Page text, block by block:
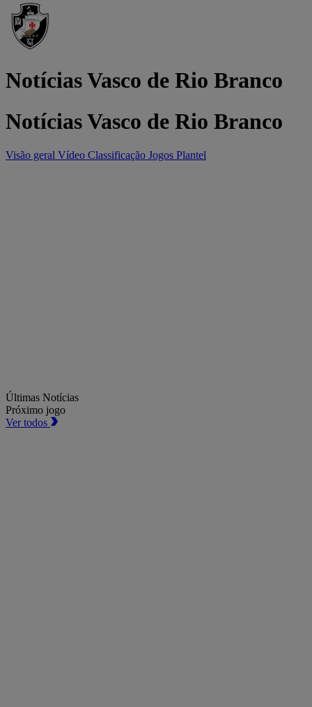
Notícias Vasco de Rio Branco
Notícias Vasco de Rio Branco
Visão geral Vídeo Classificação Jogos Plantel
Últimas Notícias
Próximo jogo
Ver todos